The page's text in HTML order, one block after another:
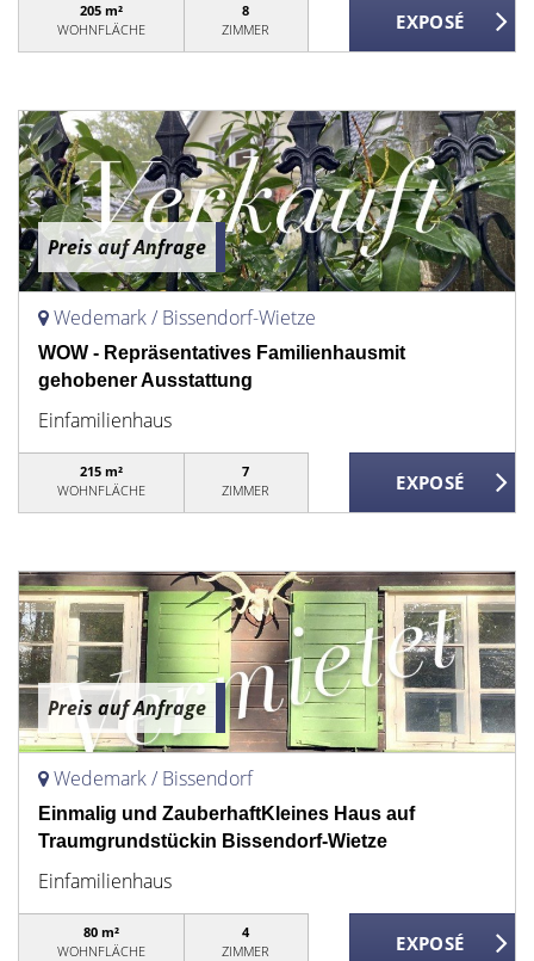
205 m²
WOHNFLÄCHE
8
ZIMMER
Preis auf Anfrage
Wedemark / Bissendorf-Wietze
WOW - Repräsentatives Familienhausmit
gehobener Ausstattung
Einfamilienhaus
215 m²
WOHNFLÄCHE
7
ZIMMER
Preis auf Anfrage
Wedemark / Bissendorf
Einmalig und ZauberhaftKleines Haus auf
Traumgrundstückin Bissendorf-Wietze
Einfamilienhaus
80 m²
WOHNFLÄCHE
4
ZIMMER